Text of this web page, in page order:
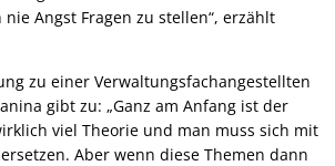
Angst Fragen zu stellen“, erzählt
zu einer Verwaltungsfachangestellten
gibt zu: „Ganz am Anfang ist der
viel Theorie und man muss sich mit
Aber wenn diese Themen dann